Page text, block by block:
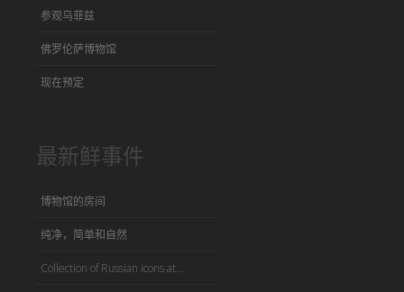
参观乌菲兹
佛罗伦萨博物馆
现在预定
最新鲜事件
博物馆的房间
纯净，简单和自然
Collection of Russian icons at...